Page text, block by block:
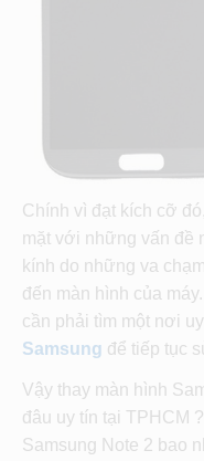
Chính vì đạt kích cỡ
mặt với những vấn đề
kính do những va
đến màn hình của
cần phải tìm một nơi
Samsung để tiếp tục
Vậy thay màn hình
đâu uy tín tại TPHCM
Samsung Note 2 bao